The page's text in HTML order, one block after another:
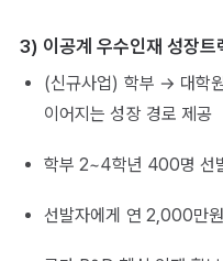
3) 이공계 우수인재 성장트
(신규사업) 학부 → 대학
이어지는 성장 경로 제공
학부 2~4학년 400명 선
선발자에게 연 2,000만